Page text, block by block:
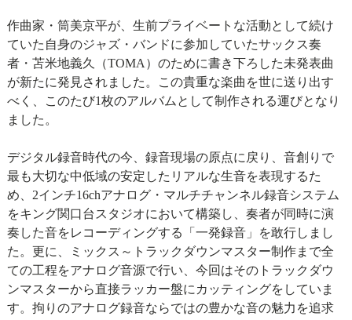
作曲家・筒美京平が、生前プライベートな活動として続け
ていた自身のジャズ・バンドに参加していたサックス奏
者・苫米地義久（TOMA）のために書き下ろした未発表曲
が新たに発見されました。この貴重な楽曲を世に送り出す
べく、このたび1枚のアルバムとして制作される運びとなり
ました。
デジタル録音時代の今、録音現場の原点に戻り、音創りで
最も大切な中低域の安定したリアルな生音を表現するた
め、2インチ16chアナログ・マルチチャンネル録音システム
をキング関口台スタジオにおいて構築し、奏者が同時に演
奏した音をレコーディングする「一発録音」を敢行しまし
た。更に、ミックス～トラックダウンマスター制作まで全
ての工程をアナログ音源で行い、今回はそのトラックダウ
ンマスターから直接ラッカー盤にカッティングをしていま
す。拘りのアナログ録音ならではの豊かな音の魅力を追求